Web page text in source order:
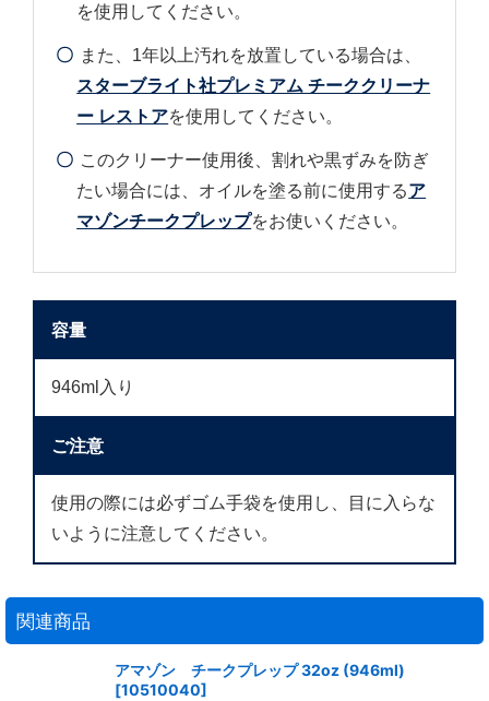
を使用してください。
また、1年以上汚れを放置している場合は、
スターブライト社プレミアム チーククリーナ
ー レストアを使用してください。
このクリーナー使用後、割れや黒ずみを防ぎ
たい場合には、オイルを塗る前に使用するア
マゾンチークプレップをお使いください。
容量
946ml入り
ご注意
使用の際には必ずゴム手袋を使用し、目に入らな
いように注意してください。
関連商品
アマゾン チークプレップ 32oz (946ml)
[10510040]